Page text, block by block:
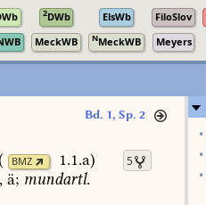
2DWb ElsWb FiloSlov
MeckWB NMeckWB Meyers
Bd. 1, Sp. 2
5
BMZ 1.1.a)
ä; mundartl.
•
•
•